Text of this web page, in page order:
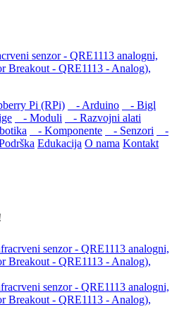
senzor - QRE1113 analogni,
Breakout - QRE1113 - Analog),
Pi (RPi) - Arduino
- Bigl
- Moduli
- Razvojni alati
- Komponente - Senzori
-
Edukacija O nama Kontakt